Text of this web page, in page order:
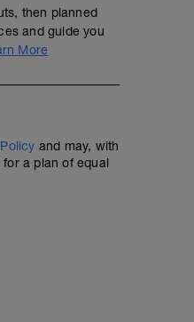
then planned
and guide you
More
and may, with
a plan of equal